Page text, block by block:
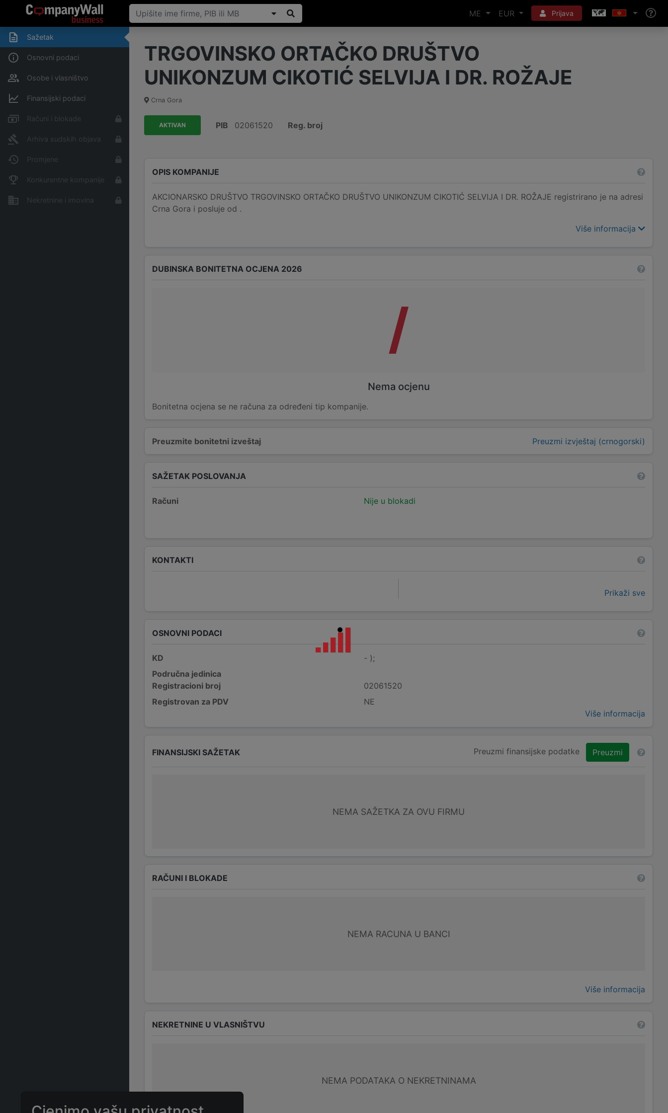
ME EUR Prijava
Sažetak
Osnovni podaci
Osobe i vlasništvo
Finansijski podaci
Računi i blokade
Arhiva sudskih objava
Promjene
Konkurentne kompanije
Nekretnine i imovina
TRGOVINSKO ORTAČKO DRUŠTVO
UNIKONZUM CIKOTIĆ SELVIJA I DR. ROŽAJE
Crna Gora
AKTIVAN PIB 02061520 Reg. broj
OPIS KOMPANIJE
AKCIONARSKO DRUŠTVO TRGOVINSKO ORTAČKO DRUŠTVO UNIKONZUM CIKOTIĆ SELVIJA I DR. ROŽAJE registrirano je na adresi
Crna Gora i posluje od .
Više informacija
Preuzmite bonitetni izveštaj Preuzmi izvještaj (crnogorski)
DUBINSKA BONITETNA OCJENA 2026
/
Nema ocjenu
Bonitetna ocjena se ne računa za određeni tip kompanije.
SAŽETAK POSLOVANJA
Računi Nije u blokadi
KONTAKTI
Prikaži sve
OSNOVNI PODACI
KD
- );
Područna jedinica
Registracioni broj
02061520
Registrovan za PDV
NE
Više informacija
FINANSIJSKI SAŽETAK Preuzmi finansijske podatke Preuzmi
NEMA SAŽETKA ZA OVU FIRMU
RAČUNI I BLOKADE
NEMA RACUNA U BANCI
Više informacija
NEKRETNINE U VLASNIŠTVU
NEMA PODATAKA O NEKRETNINAMA